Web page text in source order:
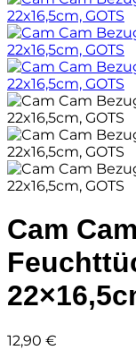
Cam
12,90 €